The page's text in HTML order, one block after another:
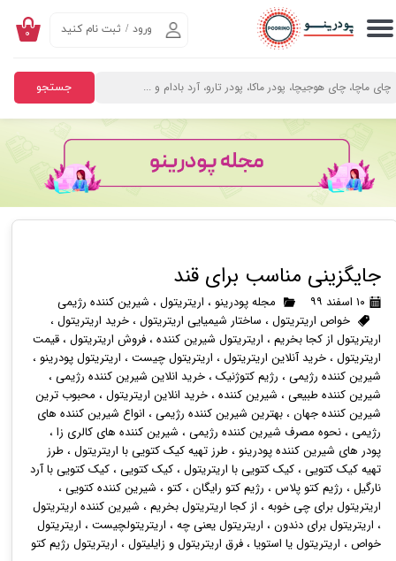
جستجو
ورود / ثبت نام کنید
حساب کاربری من
تغییر گذر واژه
سفارشات
خروج از حساب کاربری
۰
جایگزینی مناسب برای قند
۱۰ اسفند ۹۹ مجله پودرینو ، اریتریتول، شیرین کننده رژیمی
خواص اریتریتول، ساختار شیمیایی اریتریتول، خرید اریتریتول،
اریتریتول از کجا بخریم، اریتریتول شیرین کننده، فروش اریتریتول، قیمت
اریتریتول، خرید آنلاین اریتریتول، اریتریتول چیست، اریتریتول پودرینو ،
شیرین کننده رژیمی، رژیم کتوژنیک، خرید انلاین شیرین کننده رژیمی،
شیرین کننده طبیعی، شیرین کننده، خرید انلاین اریتریتول، محبوب ترین
شیرین کننده جهان، بهترین شیرین کننده رژیمی، انواع شیرین کننده های
رژیمی، نحوه مصرف شیرین کننده رژیمی، شیرین کننده های کالری زا،
پودر های شیرین کننده پودرینو ، طرز تهیه کیک کتویی با اریتریتول، طرز
تهیه کیک کتویی، کیک کتویی با اریتریتول، کیک کتویی، کیک کتویی با آرد
نارگیل، رژیم کتو پلاس، رژیم کتو رایگان، کتو ، شیرین کننده کتویی،
اریتریتول برای چی خوبه، از کجا اریتریتول بخریم، شیرین کننده اریتریتول
، اریتریتول برای دندون، اریتریتول یعنی چه، اریتریتولچیست، اریتریتول
خواص ، اریتریتول یا استویا، فرق اریتریتول و زایلیتول، اریتریتول رژیم کتو